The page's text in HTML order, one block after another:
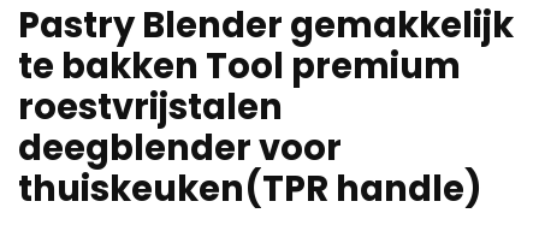
Pastry Blender gemakkelijk
te bakken Tool premium
roestvrijstalen
deegblender voor
thuiskeuken(TPR handle)